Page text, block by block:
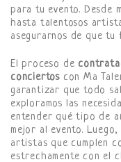
para tu evento. Desde
hasta talentosos
asegurarnos de que
El proceso de
conciertos con Ma
garantizar que todo
exploramos las
entender qué tipo de
mejor al evento.
artistas que cumplen
estrechamente con el